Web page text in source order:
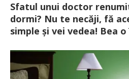
Sfatul unui doctor
dormi? Nu te necăji, fă
simple şi vei vedea! Bea